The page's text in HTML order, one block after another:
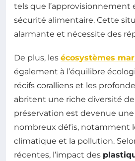
tels que l’approvisionnement
sécurité alimentaire. Cette
alarmante et nécessite des
De plus, les écosystèmes
également à l’équilibre
récifs coralliens et les
abritent une riche diversité
préservation est devenue
nombreux défis, notamment
climatique et la pollution.
récentes, l’impact des